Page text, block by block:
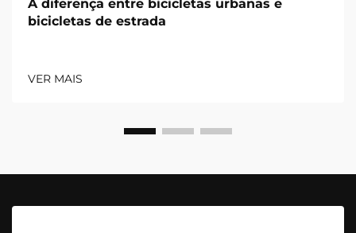
A diferença entre bicicletas urbanas e
bicicletas de estrada
VER MAIS